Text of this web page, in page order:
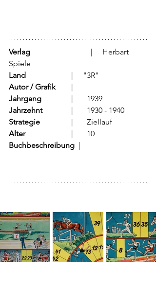
Verlag
Spiele
Land
			  |     "3R"
Autor / Grafik
Jahrgang
		  |	1939
Jahrzehnt
		  |	1930 - 1940
Strategie
Alter
			  |	10
Buchbeschreibung